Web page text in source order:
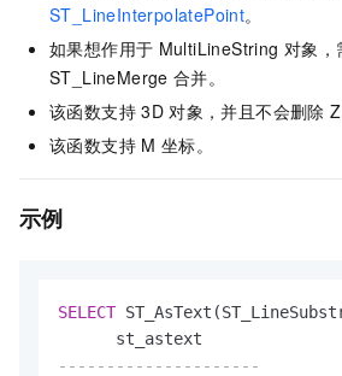
ST_LineInterpolatePoint。
如果想作用于 MultiLineString 对象，
ST_LineMerge 合并。
该函数支持 3D 对象，并且不会删除 Z
该函数支持 M 坐标。
示例
SELECT
---------------------